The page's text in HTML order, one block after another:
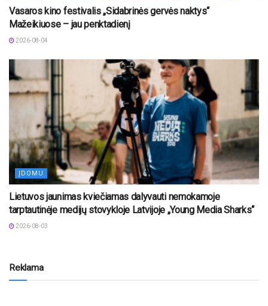
Vasaros kino festivalis „Sidabrinės gervės naktys“
Mažeikiuose – jau penktadienį
2026-08-04
ĮDOMU
Lietuvos jaunimas kviečiamas dalyvauti nemokamoje
tarptautinėje medijų stovykloje Latvijoje „Young Media Sharks“
2026-08-03
Reklama